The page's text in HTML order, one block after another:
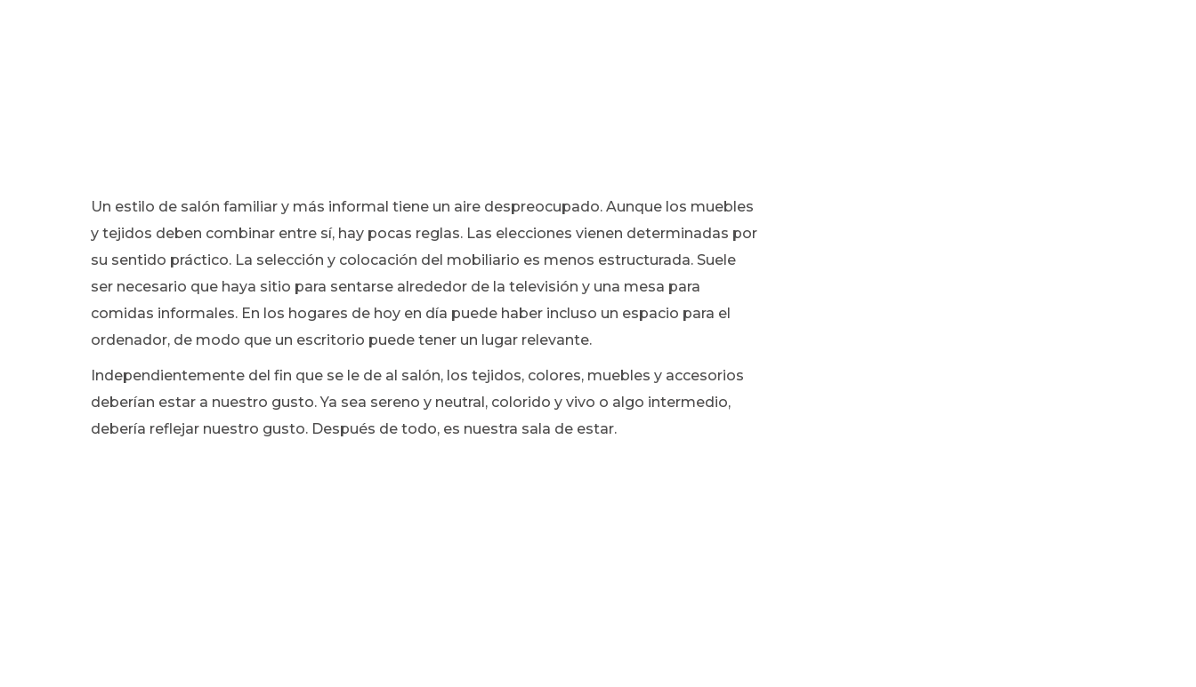
Un estilo de salón familiar y más informal tiene un aire despreocupado. Aunque los muebles
y tejidos deben combinar entre sí, hay pocas reglas. Las elecciones vienen determinadas por
su sentido práctico. La selección y colocación del mobiliario es menos estructurada. Suele
ser necesario que haya sitio para sentarse alrededor de la televisión y una mesa para
comidas informales. En los hogares de hoy en día puede haber incluso un espacio para el
ordenador, de modo que un escritorio puede tener un lugar relevante.
Independientemente del fin que se le de al salón, los tejidos, colores, muebles y accesorios
deberían estar a nuestro gusto. Ya sea sereno y neutral, colorido y vivo o algo intermedio,
debería reflejar nuestro gusto. Después de todo, es nuestra sala de estar.